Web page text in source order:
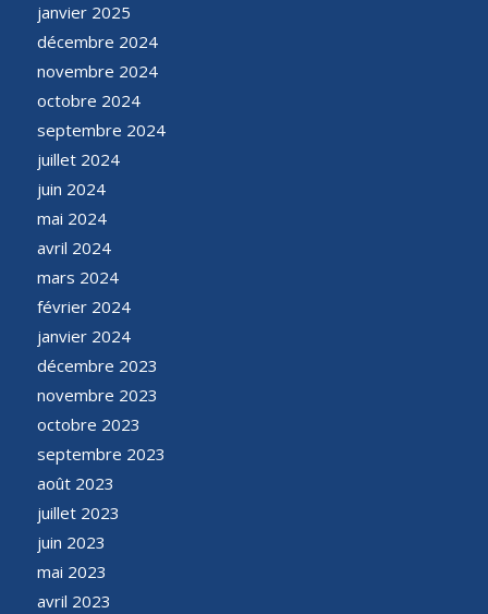
janvier 2025
décembre 2024
novembre 2024
octobre 2024
septembre 2024
juillet 2024
juin 2024
mai 2024
avril 2024
mars 2024
février 2024
janvier 2024
décembre 2023
novembre 2023
octobre 2023
septembre 2023
août 2023
juillet 2023
juin 2023
mai 2023
avril 2023